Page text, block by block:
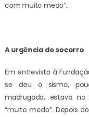
com muito medo”.
A urgência do socorro
Em entrevista à
se deu o sismo,
madrugada, estava
“muito medo”. Depois